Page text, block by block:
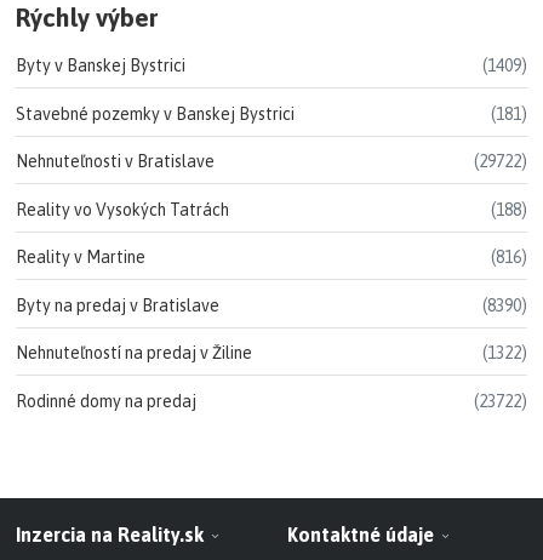
Rýchly výber
Byty v Banskej Bystrici (1409)
Stavebné pozemky v Banskej Bystrici (181)
Nehnuteľnosti v Bratislave (29722)
Reality vo Vysokých Tatrách (188)
Reality v Martine (816)
Byty na predaj v Bratislave (8390)
Nehnuteľností na predaj v Žiline (1322)
Rodinné domy na predaj (23722)
Inzercia na Reality.sk Kontaktné údaje